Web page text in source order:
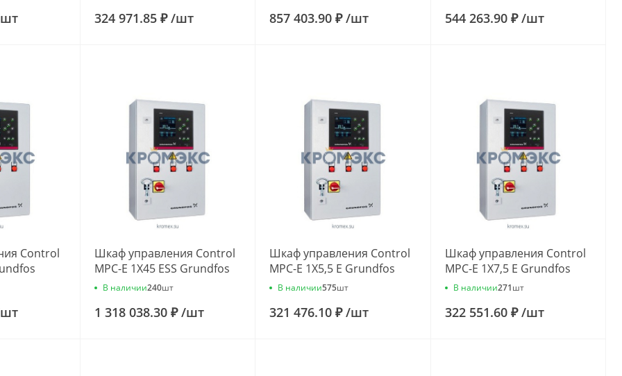
шт 324 971.85 ₽/шт 857 403.90 ₽/шт 544 263.90 ₽/шт
Control
шт
Шкаф управления Control
MPC-E 1X45 ESS Grundfos
96944614
В наличии240шт
1 318 038.30 ₽/шт
Шкаф управления Control
MPC-E 1X5,5 E Grundfos
96837941
В наличии575шт
321 476.10 ₽/шт
Шкаф управления Control
MPC-E 1X7,5 E Grundfos
96837942
В наличии271шт
322 551.60 ₽/шт